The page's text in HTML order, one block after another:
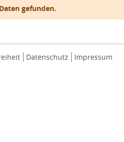
gefunden.
Datenschutz Impressum